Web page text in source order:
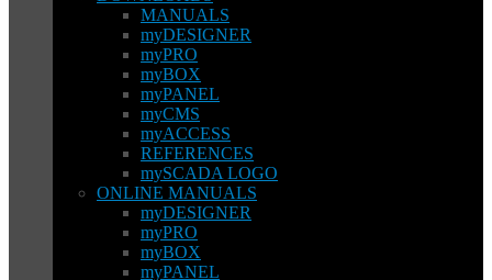
MANUALS
myDESIGNER
myPRO
myBOX
myPANEL
myCMS
myACCESS
REFERENCES
mySCADA LOGO
ONLINE MANUALS
myDESIGNER
myPRO
myBOX
myPANEL